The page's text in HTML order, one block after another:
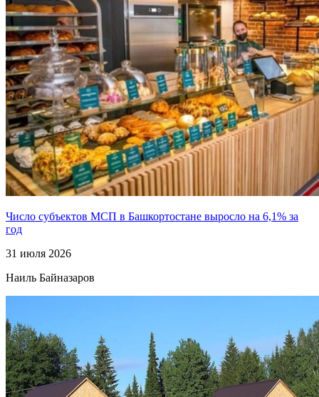
Число субъектов МСП в Башкортостане выросло на 6,1% за
год
31 июля 2026
Наиль Байназаров